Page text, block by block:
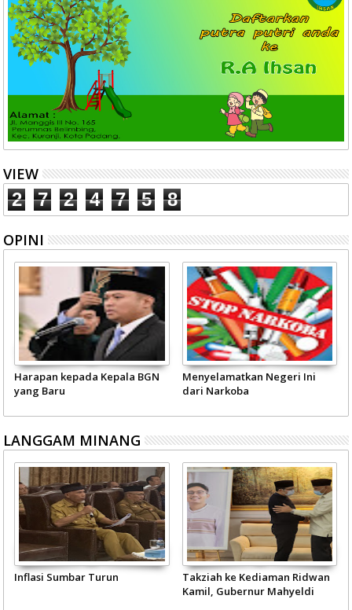
VIEW
2 7 2 4 7 5 8
OPINI
Harapan kepada Kepala BGN
yang Baru
Menyelamatkan Negeri Ini
dari Narkoba
LANGGAM MINANG
Inflasi Sumbar Turun
Takziah ke Kediaman Ridwan
Kamil, Gubernur Mahyeldi